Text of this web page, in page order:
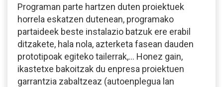
Programan parte hartzen duten proiektuek
horrela eskatzen dutenean, programako
partaideek beste instalazio batzuk ere erabil
ditzakete, hala nola, azterketa fasean dauden
prototipoak egiteko tailerrak,… Honez gain,
ikastetxe bakoitzak du enpresa proiektuen
garrantzia zabaltzeaz (autoenplegua lan